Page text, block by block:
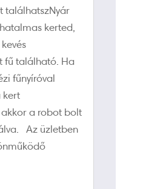
találhatszNyár
kerted,
fű található. Ha
fűnyíróval
kert
a robot bolt
Az üzletben